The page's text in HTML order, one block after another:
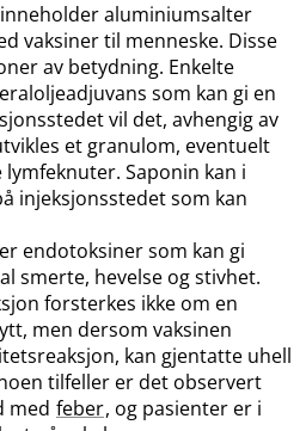
aluminiumsalter
vaksiner til menneske. Disse
av betydning. Enkelte
som kan gi en
vil det, avhengig av
et granulom, eventuelt
Saponin kan i
injeksjonsstedet som kan
endotoksiner som kan gi
smerte, hevelse og stivhet.
forsterkes ikke om en
men dersom vaksinen
kan gjentatte uhell
tilfeller er det observert
med feber, og pasienter er i